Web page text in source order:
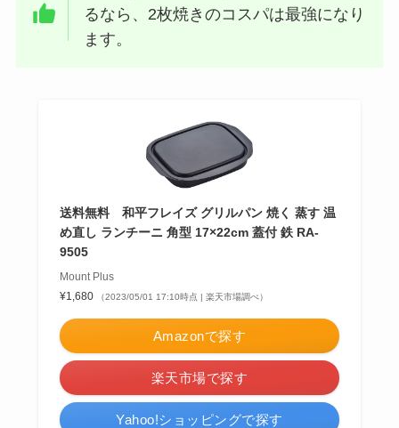
るなら、2枚焼きのコスパは最強になり
ます。
送料無料 和平フレイズ グリルパン 焼く 蒸す 温
め直し ランチーニ 角型 17×22cm 蓋付 鉄 RA-
9505
Mount Plus
¥1,680
（2023/05/01 17:10時点 | 楽天市場調べ）
Amazonで探す
楽天市場で探す
Yahoo!ショッピングで探す